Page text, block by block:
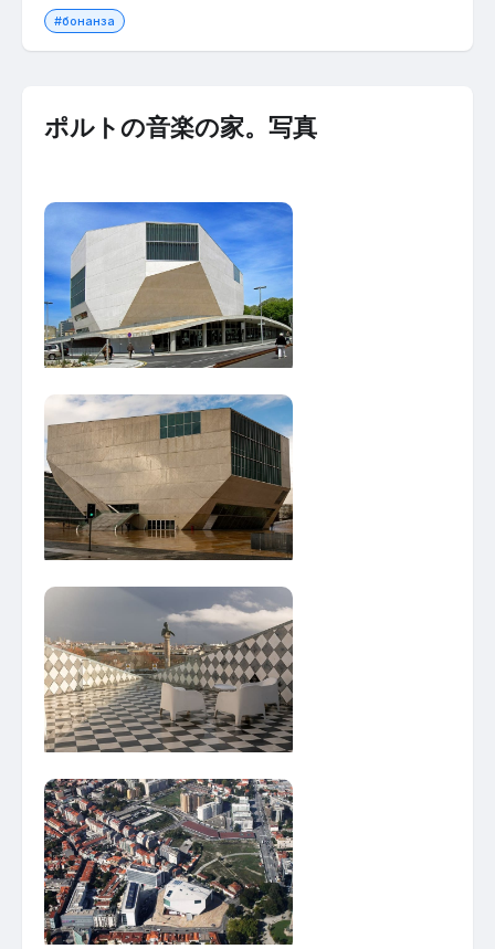
ポルトの音楽の家。写真
#бонанза